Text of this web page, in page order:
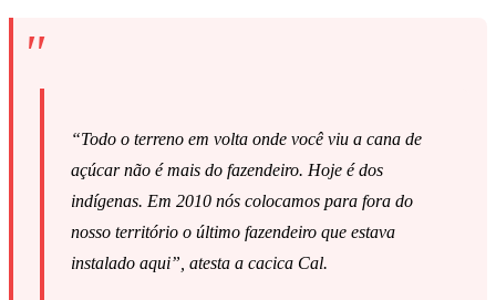
“Todo o terreno em volta onde você viu a cana de
açúcar não é mais do fazendeiro. Hoje é dos
indígenas. Em 2010 nós colocamos para fora do
nosso território o último fazendeiro que estava
instalado aqui”, atesta a cacica Cal.